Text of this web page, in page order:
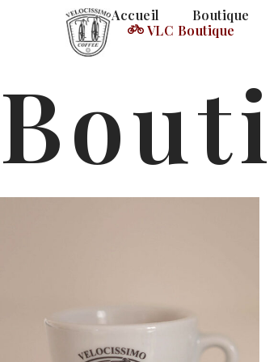
Accueil Boutique
VLC Boutique